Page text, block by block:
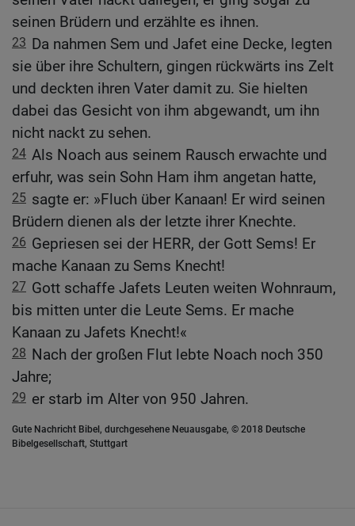
seinen Brüdern und erzählte es ihnen.
23 Da nahmen Sem und Jafet eine Decke, legten
sie über ihre Schultern, gingen rückwärts ins Zelt
und deckten ihren Vater damit zu. Sie hielten
dabei das Gesicht von ihm abgewandt, um ihn
nicht nackt zu sehen.
24 Als Noach aus seinem Rausch erwachte und
erfuhr, was sein Sohn Ham ihm angetan hatte,
25 sagte er: »Fluch über Kanaan! Er wird seinen
Brüdern dienen als der letzte ihrer Knechte.
26 Gepriesen sei der HERR, der Gott Sems! Er
mache Kanaan zu Sems Knecht!
27 Gott schaffe Jafets Leuten weiten Wohnraum,
bis mitten unter die Leute Sems. Er mache
Kanaan zu Jafets Knecht!«
28 Nach der großen Flut lebte Noach noch 350
Jahre;
29 er starb im Alter von 950 Jahren.
Gute Nachricht Bibel, durchgesehene Neuausgabe, © 2018 Deutsche
Bibelgesellschaft, Stuttgart